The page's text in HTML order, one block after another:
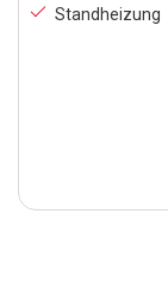
Standheizung